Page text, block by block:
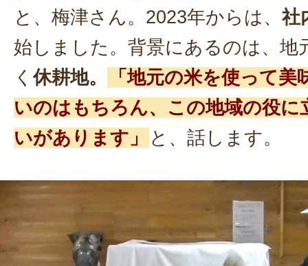
と、梅津さん。2023年からは、 社
始しました。背景にあるのは、地
く休耕地。
「地元の米を使って
いのはもちろん、この地域の役に
いがあります」
と、話します。